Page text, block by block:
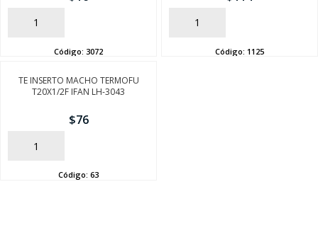
AÑADIR
Código: 3072
AÑADIR
Código: 1125
TE INSERTO MACHO TERMOFU
T20X1/2F IFAN LH-3043
$76
AÑADIR
Código: 63